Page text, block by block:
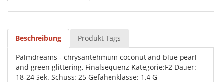
Beschreibung Produkt Tags
Palmdreams - chrysantehmum coconut and blue pearl
and green glittering, Finalsequenz Kategorie:F2 Dauer:
18-24 Sek. Schuss: 25 Gefahenklasse: 1.4 G